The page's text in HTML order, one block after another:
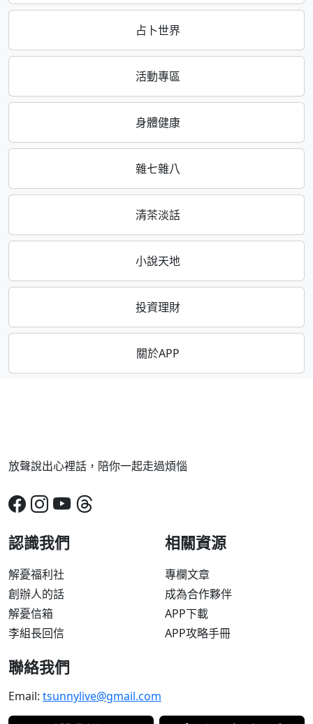
占卜世界
活動專區
身體健康
雜七雜八
清茶淡話
小說天地
投資理財
關於APP
放聲說出心裡話，陪你一起走過煩惱
認識我們
解憂福利社
創辦人的話
解憂信箱
李組長回信
相關資源
專欄文章
成為合作夥伴
APP下載
APP攻略手冊
聯絡我們
Email: tsunnylive@gmail.com